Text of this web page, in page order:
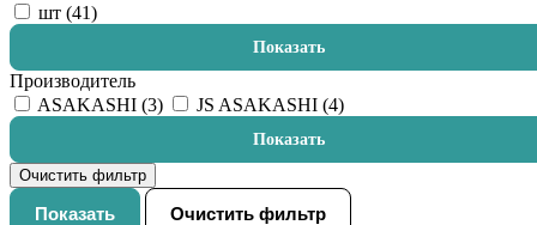
шт (41)
Показать
Производитель
ASAKASHI (3) JS ASAKASHI (4)
Показать
Очистить фильтр
Показать Очистить фильтр